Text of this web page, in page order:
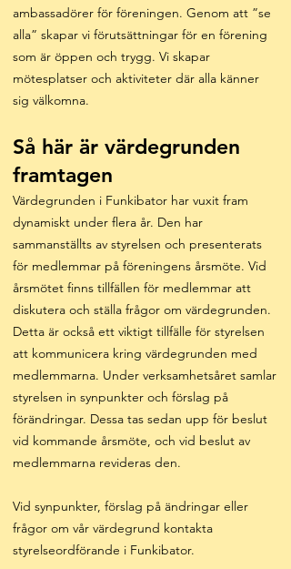
ambassadörer för föreningen. Genom att ”se
alla” skapar vi förutsättningar för en förening
som är öppen och trygg. Vi skapar
mötesplatser och aktiviteter där alla känner
sig välkomna.
Så här är värdegrunden
framtagen
Värdegrunden i Funkibator har vuxit fram
dynamiskt under flera år. Den har
sammanställts av styrelsen och presenterats
för medlemmar på föreningens årsmöte. Vid
årsmötet finns tillfällen för medlemmar att
diskutera och ställa frågor om värdegrunden.
Detta är också ett viktigt tillfälle för styrelsen
att kommunicera kring värdegrunden med
medlemmarna. Under verksamhetsåret samlar
styrelsen in synpunkter och förslag på
förändringar. Dessa tas sedan upp för beslut
vid kommande årsmöte, och vid beslut av
medlemmarna revideras den.
Vid synpunkter, förslag på ändringar eller
frågor om vår värdegrund kontakta
styrelseordförande i Funkibator.